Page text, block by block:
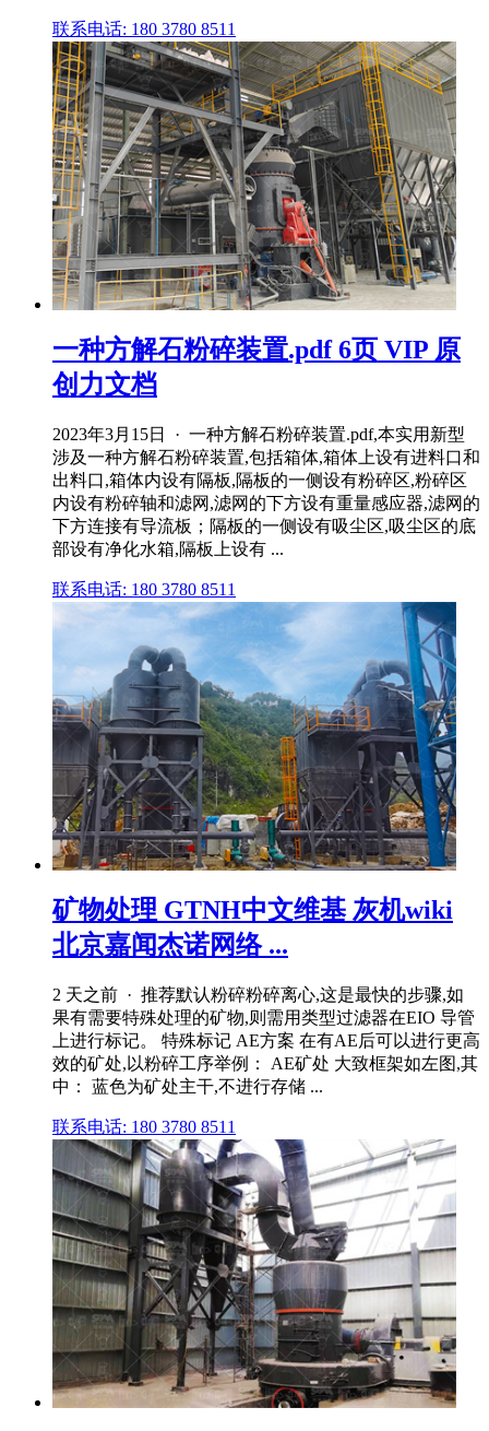
联系电话: 180 3780 8511
一种方解石粉碎装置.pdf 6页 VIP 原
创力文档
2023年3月15日 · 一种方解石粉碎装置.pdf,本实用新型
涉及一种方解石粉碎装置,包括箱体,箱体上设有进料口和
出料口,箱体内设有隔板,隔板的一侧设有粉碎区,粉碎区
内设有粉碎轴和滤网,滤网的下方设有重量感应器,滤网的
下方连接有导流板；隔板的一侧设有吸尘区,吸尘区的底
部设有净化水箱,隔板上设有 ...
联系电话: 180 3780 8511
矿物处理 GTNH中文维基 灰机wiki
北京嘉闻杰诺网络 ...
2 天之前 · 推荐默认粉碎粉碎离心,这是最快的步骤,如
果有需要特殊处理的矿物,则需用类型过滤器在EIO 导管
上进行标记。 特殊标记 AE方案 在有AE后可以进行更高
效的矿处,以粉碎工序举例： AE矿处 大致框架如左图,其
中： 蓝色为矿处主干,不进行存储 ...
联系电话: 180 3780 8511